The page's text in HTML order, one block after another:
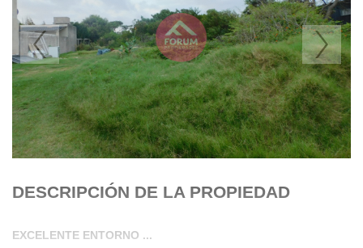
DESCRIPCIÓN DE LA PROPIEDAD
EXCELENTE ENTORNO ...